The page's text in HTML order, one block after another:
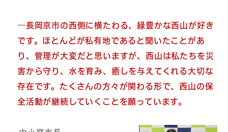
―長岡京市の西側に横たわる、緑豊かな西山が好き
です。ほとんどが私有地であると聞いたことがあ
り、管理が大変だと思いますが、西山は私たちを災
害から守り、水を育み、癒しを与えてくれる大切な
存在です。たくさんの方々が関わる形で、西山の保
全活動が継続していくことを願っています。